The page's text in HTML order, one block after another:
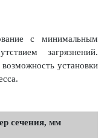
с минимальным
загрязнений.
установки
сечения, мм